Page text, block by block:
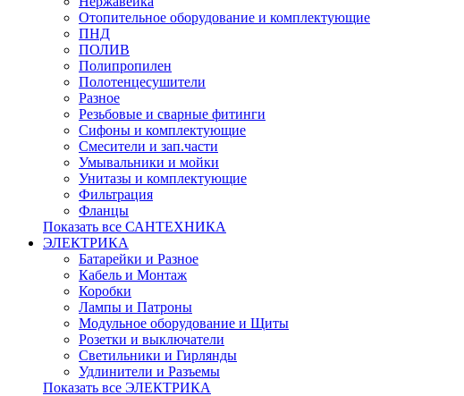
Отопительное оборудование и комплектующие
ПНД
ПОЛИВ
Полипропилен
Полотенцесушители
Разное
Резьбовые и сварные фитинги
Сифоны и комплектующие
Смесители и зап.части
Умывальники и мойки
Унитазы и комплектующие
Фильтрация
Фланцы
Показать все САНТЕХНИКА
ЭЛЕКТРИКА
Батарейки и Разное
Кабель и Монтаж
Коробки
Лампы и Патроны
Модульное оборудование и Щиты
Розетки и выключатели
Светильники и Гирлянды
Удлинители и Разъемы
Показать все ЭЛЕКТРИКА